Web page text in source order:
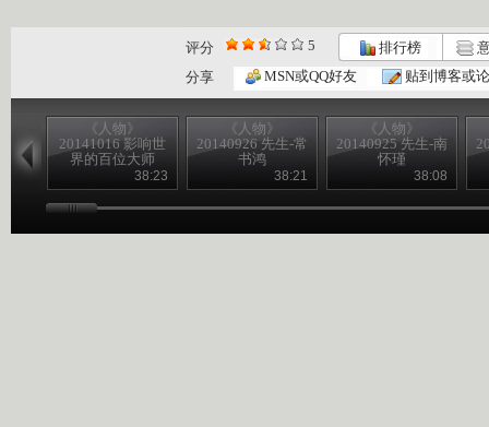
评分 5 排行榜
分享
MSN或QQ好友 贴到博客或
《人物》
20141016 影响世
界的百位大师
——达-芬奇38:23
《人物》
20140926 先生-常
书鸿
38:21
《人物》
20140925 先生-南
怀瑾
38:08